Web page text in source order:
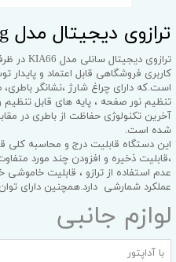
ترازوی دیجیتال مدل kia66_60kg
کاربری فروشگاهی قابل اعتماد و
است.که دارای چراغ شارژ ،نشانگر
تنظیم نور صفحه ، پایه های قابل
آخرین تکنولوژی حفاظت از باطری در
شده است.
این دستگاه قابلیت درج و محاسبه کلی
،قابلیت ذخیره و افزودن چند مورد
عدم استفاده از ترازو ، قابلیت خاموشی
عملکرد شمارشی دارد.همچنین دارای توان
لوازم جانبی
با آداپتور